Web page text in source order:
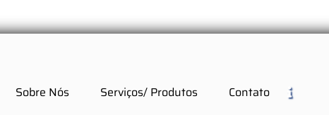
Sobre Nós Serviços/ Produtos Contato